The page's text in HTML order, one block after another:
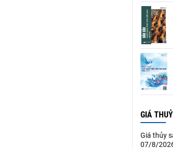
GIÁ
Giá thủy
07/8/